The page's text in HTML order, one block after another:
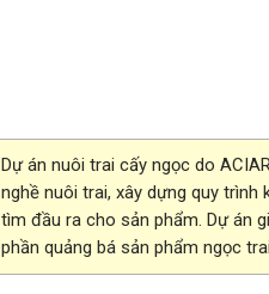
Dự án nuôi trai cấy ngọc do
nghề nuôi trai, xây dựng quy
tìm đầu ra cho sản phẩm. Dự án
phần quảng bá sản phẩm ngọc